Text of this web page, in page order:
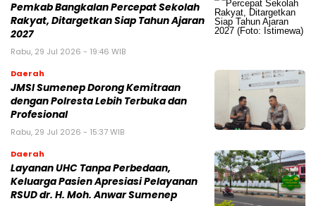
Pemkab Bangkalan Percepat Sekolah
Rakyat, Ditargetkan Siap Tahun Ajaran
2027
Rabu, 29 Jul 2026 - 19:46 WIB
Daerah
JMSI Sumenep Dorong Kemitraan
dengan Polresta Lebih Terbuka dan
Profesional
Rabu, 29 Jul 2026 - 15:37 WIB
Daerah
Layanan UHC Tanpa Perbedaan,
Keluarga Pasien Apresiasi Pelayanan
RSUD dr. H. Moh. Anwar Sumenep